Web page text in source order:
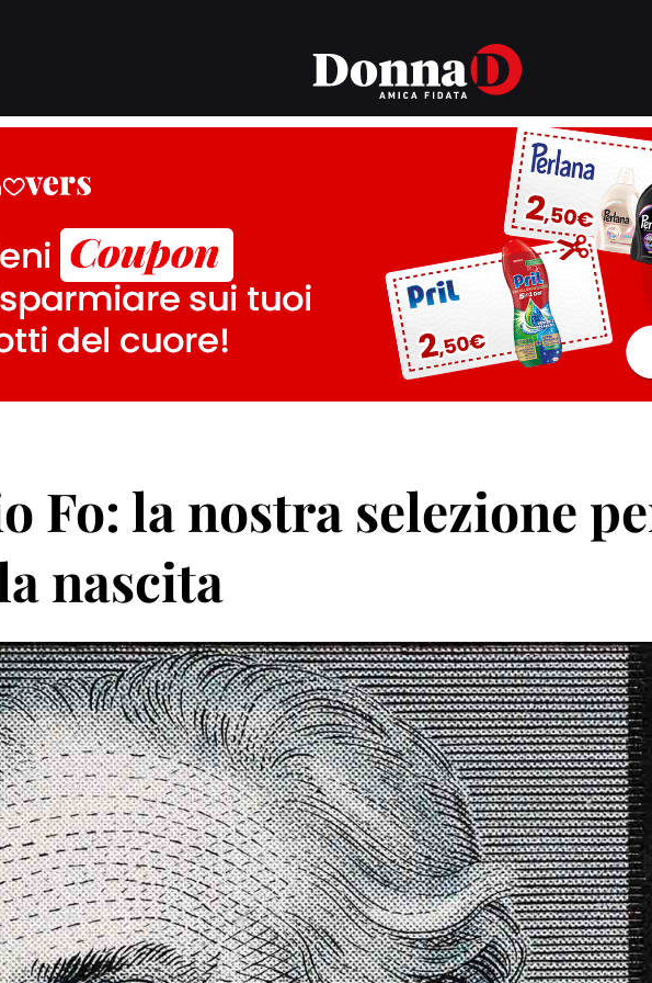
Fo: la nostra selezione
nascita